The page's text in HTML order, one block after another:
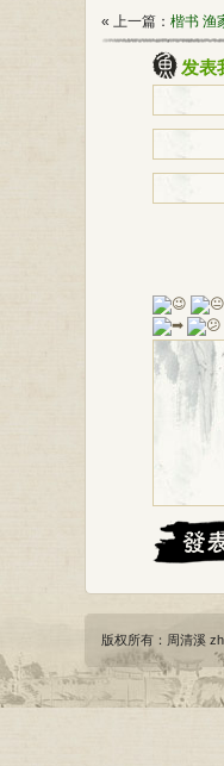
« 上一篇： 楷书 渔
发表
版权所有：周清溪